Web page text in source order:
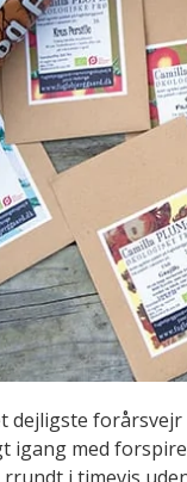
dejligste
igang med